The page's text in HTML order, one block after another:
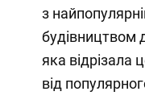
з
будівництвом
яка відрізала
від